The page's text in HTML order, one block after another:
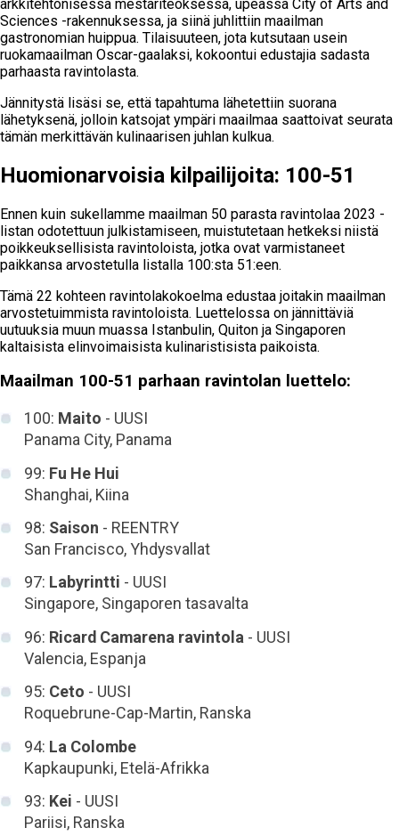
arkkitehtonisessa mestariteoksessa, upeassa City of Arts and
Sciences -rakennuksessa, ja siinä juhlittiin maailman
gastronomian huippua. Tilaisuuteen, jota kutsutaan usein
ruokamaailman Oscar-gaalaksi, kokoontui edustajia sadasta
parhaasta ravintolasta.
Jännitystä lisäsi se, että tapahtuma lähetettiin suorana
lähetyksenä, jolloin katsojat ympäri maailmaa saattoivat seurata
tämän merkittävän kulinaarisen juhlan kulkua.
Huomionarvoisia kilpailijoita: 100-51
Ennen kuin sukellamme maailman 50 parasta ravintolaa 2023 -
listan odotettuun julkistamiseen, muistutetaan hetkeksi niistä
poikkeuksellisista ravintoloista, jotka ovat varmistaneet
paikkansa arvostetulla listalla 100:sta 51:een.
Tämä 22 kohteen ravintolakokoelma edustaa joitakin maailman
arvostetuimmista ravintoloista. Luettelossa on jännittäviä
uutuuksia muun muassa Istanbulin, Quiton ja Singaporen
kaltaisista elinvoimaisista kulinaristisista paikoista.
Maailman 100-51 parhaan ravintolan luettelo:
100: Maito - UUSI
Panama City, Panama
99: Fu He Hui
Shanghai, Kiina
98: Saison - REENTRY
San Francisco, Yhdysvallat
97: Labyrintti - UUSI
Singapore, Singaporen tasavalta
96: Ricard Camarena ravintola - UUSI
Valencia, Espanja
95: Ceto - UUSI
Roquebrune-Cap-Martin, Ranska
94: La Colombe
Kapkaupunki, Etelä-Afrikka
93: Kei - UUSI
Pariisi, Ranska